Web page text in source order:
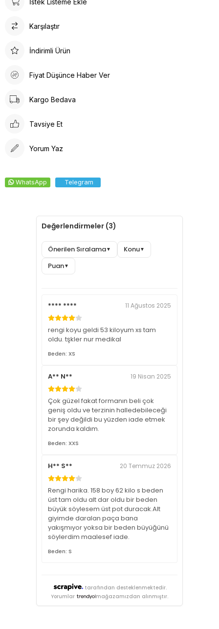
oluşmaktadır.
Karşılaştır
İndirimli Ürün
Fiyat Düşünce Haber Ver
Kargo Bedava
Tavsiye Et
Yorum Yaz
WhatsApp Telegram
Değerlendirmeler (3)
Önerilen Sıralama▼ Konu▼
Puan▼
**** **** 11 Ağustos 2025
rengi koyu geldi 53 kiloyum xs tam
oldu. tşkler nur medikal
Beden: XS
A** N** 19 Nisan 2025
Çok güzel fakat formanın beli çok
geniş oldu ve terzinin halledebileceği
bir şey değildi bu yüzden iade etmek
zorunda kaldım.
Beden: XXS
H** S** 20 Temmuz 2026
Rengi harika. 158 boy 62 kilo s beden
üst tam oldu alt dar oldu bir beden
büyük söylesem üst pot duracak.Alt
giyimde daralan paça bana
yakışmıyor yoksa bir beden büyüğünü
söylerdim maalesef iade.
Beden: S
tarafından desteklenmektedir.
Yorumlar
mağazamızdan alınmıştır.